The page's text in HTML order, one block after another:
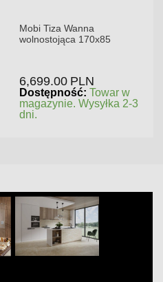
Mobi Tiza Wanna
wolnostojąca 170x85
6,699.00 PLN
Dostępność: Towar w
magazynie. Wysyłka 2-3
dni.